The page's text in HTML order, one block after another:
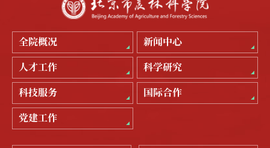
全院概况
新闻中心
人才工作
科学研究
科技服务
国际合作
党建工作